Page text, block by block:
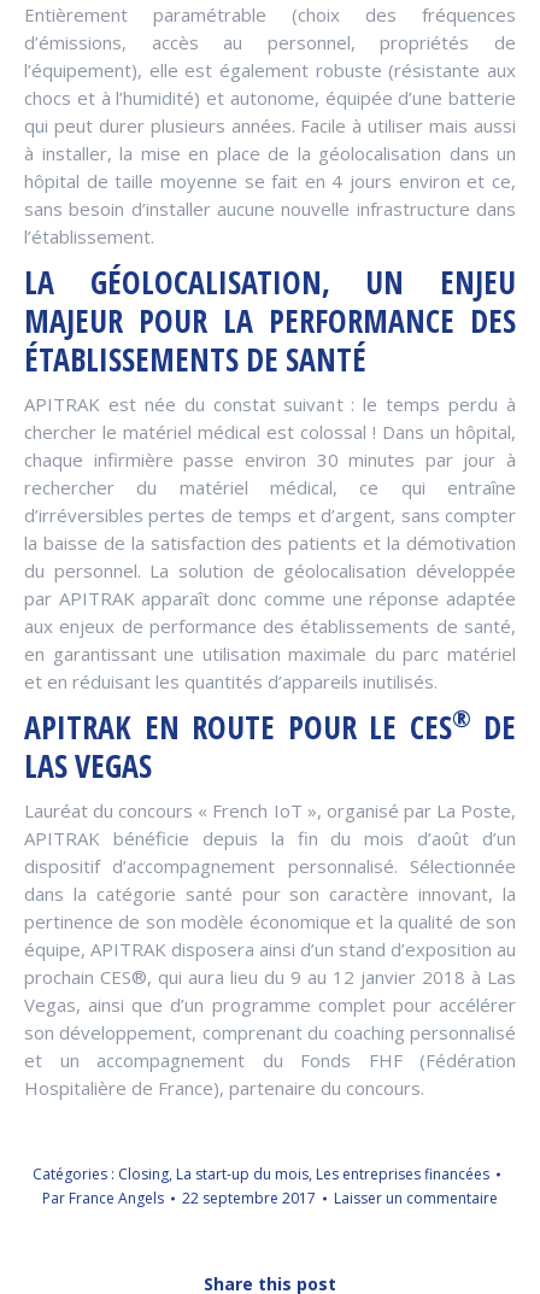
Entièrement paramétrable (choix des fréquences
d’émissions, accès au personnel, propriétés de
l’équipement), elle est également robuste (résistante aux
chocs et à l’humidité) et autonome, équipée d’une batterie
qui peut durer plusieurs années. Facile à utiliser mais aussi
à installer, la mise en place de la géolocalisation dans un
hôpital de taille moyenne se fait en 4 jours environ et ce,
sans besoin d’installer aucune nouvelle infrastructure dans
l’établissement.
LA GÉOLOCALISATION, UN ENJEU
MAJEUR POUR LA PERFORMANCE DES
ÉTABLISSEMENTS DE SANTÉ
APITRAK est née du constat suivant : le temps perdu à
chercher le matériel médical est colossal ! Dans un hôpital,
chaque infirmière passe environ 30 minutes par jour à
rechercher du matériel médical, ce qui entraîne
d’irréversibles pertes de temps et d’argent, sans compter
la baisse de la satisfaction des patients et la démotivation
du personnel. La solution de géolocalisation développée
par APITRAK apparaît donc comme une réponse adaptée
aux enjeux de performance des établissements de santé,
en garantissant une utilisation maximale du parc matériel
et en réduisant les quantités d’appareils inutilisés.
APITRAK EN ROUTE POUR LE CES® DE
LAS VEGAS
Lauréat du concours « French IoT », organisé par La Poste,
APITRAK bénéficie depuis la fin du mois d’août d’un
dispositif d’accompagnement personnalisé. Sélectionnée
dans la catégorie santé pour son caractère innovant, la
pertinence de son modèle économique et la qualité de son
équipe, APITRAK disposera ainsi d’un stand d’exposition au
prochain CES®, qui aura lieu du 9 au 12 janvier 2018 à Las
Vegas, ainsi que d’un programme complet pour accélérer
son développement, comprenant du coaching personnalisé
et un accompagnement du Fonds FHF (Fédération
Hospitalière de France), partenaire du concours.
Catégories : Closing, La start-up du mois, Les entreprises financées
Par France Angels 22 septembre 2017 Laisser un commentaire
Share this post